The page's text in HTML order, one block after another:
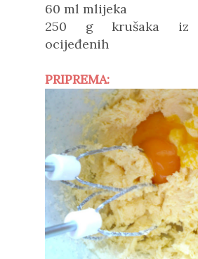
60 ml mlijeka
250 g krušaka iz
ocijeđenih
PRIPREMA: